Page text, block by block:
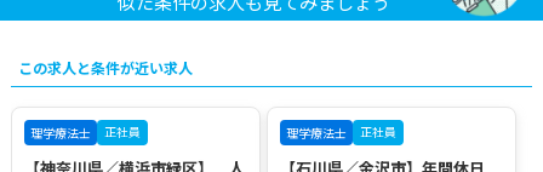
この求人と条件が近い求人
理学療法士 正社員 理学療法士 正社員